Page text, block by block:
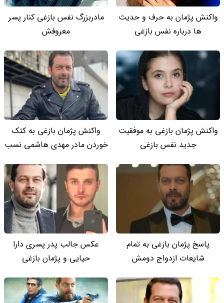
واکنش پژمان به حرف و حدیث
ها درباره نفس بازغی
مادربزرگ نفس بازغی کنار پسر
معروفش
واکنش پژمان بازغی به موفقیت
جدید نفس بازغی
واکنش پژمان بازغی به کتک
خوردن مادر مهدی هاشمی نسب
پاسخ پژمان بازغی به تمام
شایعات ازدواج دومش
عکس جالب پدر پسری دارا
حیایی و پژمان بازغی